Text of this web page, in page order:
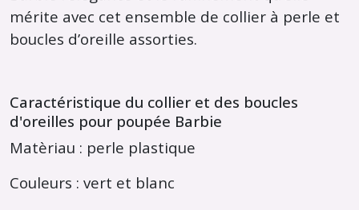
mérite avec cet ensemble de collier à perle et
boucles d’oreille assorties.
Caractéristique du collier et des boucles
d'oreilles pour poupée Barbie
Matèriau : perle plastique
Couleurs : vert et blanc